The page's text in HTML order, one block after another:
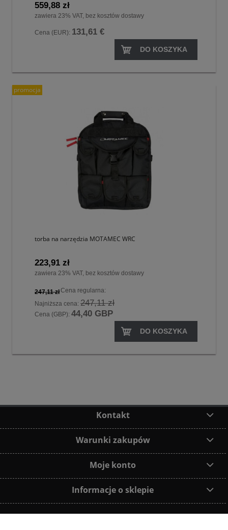
559,88 zł
zawiera 23% VAT, bez kosztów dostawy
Cena (EUR): 131,61 €
DO KOSZYKA
torba na narzędzia MOTAMEC WRC
223,91 zł
zawiera 23% VAT, bez kosztów dostawy
Cena regularna:
247,11 zł
Najniższa cena: 247,11 zł
Cena (GBP): 44,40 GBP
DO KOSZYKA
promocja
Kontakt
Warunki zakupów
Moje konto
Informacje o sklepie